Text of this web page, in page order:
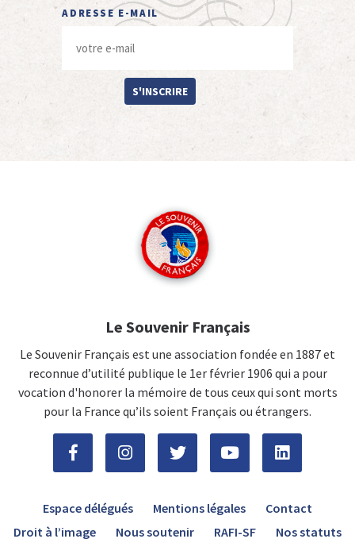
ADRESSE E-MAIL
S'INSCRIRE
Le Souvenir Français
Le Souvenir Français est une association fondée en 1887 et
reconnue d’utilité publique le 1er février 1906 qui a pour
vocation d'honorer la mémoire de tous ceux qui sont morts
pour la France qu’ils soient Français ou étrangers.
Espace délégués Mentions légales
Contact
Droit à l’image
Nous soutenir RAFI-SF Nos statuts